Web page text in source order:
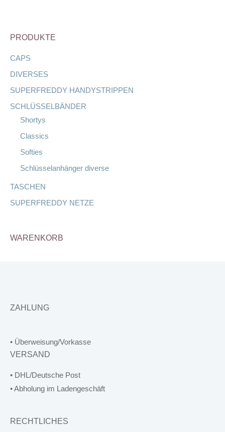
PRODUKTE
CAPS
DIVERSES
SUPERFREDDY HANDYSTRIPPEN
SCHLÜSSELBÄNDER
Shortys
Classics
Softies
Schlüsselanhänger diverse
TASCHEN
SUPERFREDDY NETZE
WARENKORB
ZAHLUNG
• Überweisung/Vorkasse
VERSAND
• DHL/Deutsche Post
• Abholung im Ladengeschäft
RECHTLICHES